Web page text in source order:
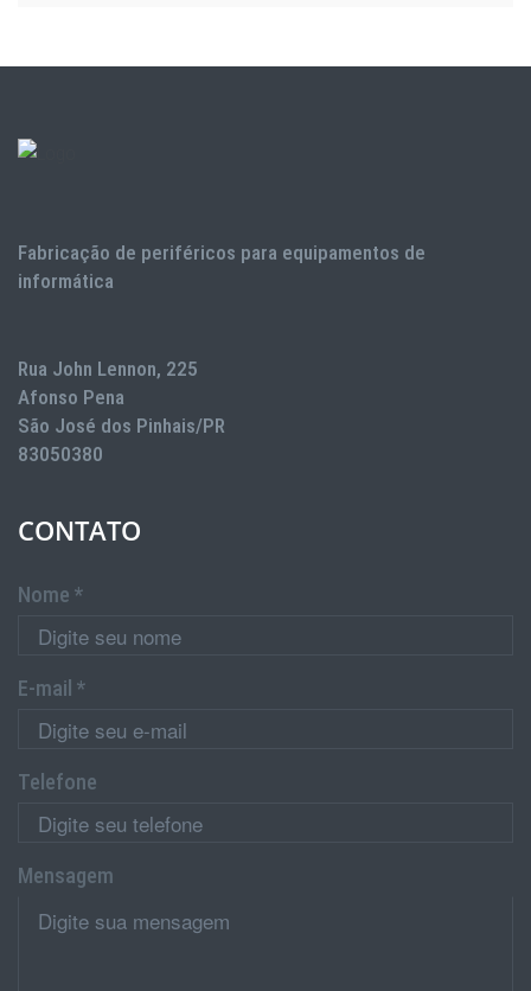
Fabricação de periféricos para equipamentos de
informática
Rua John Lennon, 225
Afonso Pena
São José dos Pinhais/PR
83050380
CONTATO
Nome *
E-mail *
Telefone
Mensagem